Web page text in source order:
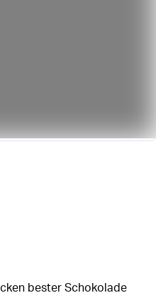
bester Schokolade